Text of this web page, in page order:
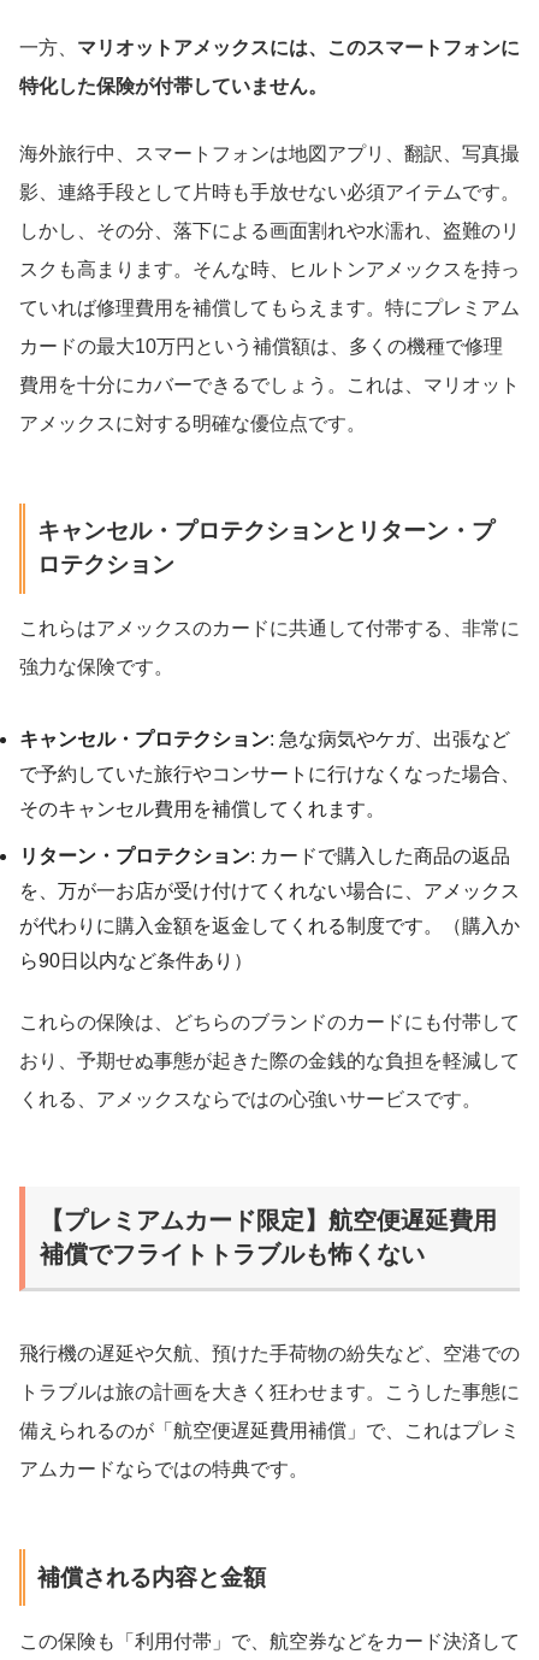
一方、 マリオットアメックスには、このスマートフォンに
特化した保険が付帯していません。
海外旅行中、スマートフォンは地図アプリ、翻訳、写真撮
影、連絡手段として片時も手放せない必須アイテムです。
しかし、その分、落下による画面割れや水濡れ、盗難のリ
スクも高まります。そんな時、ヒルトンアメックスを持っ
ていれば修理費用を補償してもらえます。特にプレミアム
カードの最大10万円という補償額は、多くの機種で修理
費用を十分にカバーできるでしょう。これは、マリオット
アメックスに対する明確な優位点です。
キャンセル・プロテクションとリターン・プ
ロテクション
これらはアメックスのカードに共通して付帯する、非常に
強力な保険です。
キャンセル・プロテクション: 急な病気やケガ、出張など
で予約していた旅行やコンサートに行けなくなった場合、
そのキャンセル費用を補償してくれます。
リターン・プロテクション: カードで購入した商品の返品
を、万が一お店が受け付けてくれない場合に、アメックス
が代わりに購入金額を返金してくれる制度です。（購入か
ら90日以内など条件あり）
これらの保険は、どちらのブランドのカードにも付帯して
おり、予期せぬ事態が起きた際の金銭的な負担を軽減して
くれる、アメックスならではの心強いサービスです。
【プレミアムカード限定】航空便遅延費用
補償でフライトトラブルも怖くない
飛行機の遅延や欠航、預けた手荷物の紛失など、空港での
トラブルは旅の計画を大きく狂わせます。こうした事態に
備えられるのが「航空便遅延費用補償」で、これはプレミ
アムカードならではの特典です。
補償される内容と金額
この保険も「利用付帯」で、航空券などをカード決済して